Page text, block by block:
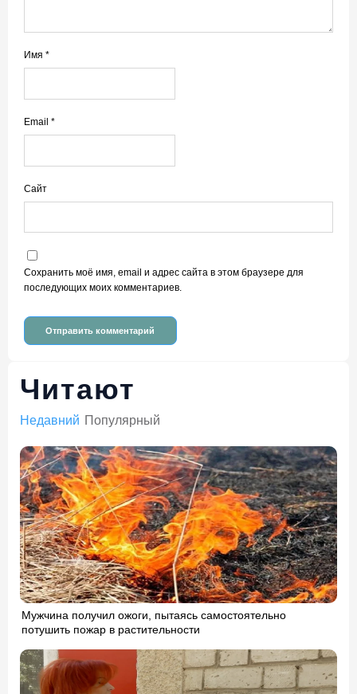
Имя *
Email *
Сайт
Сохранить моё имя, email и адрес сайта в этом браузере для
последующих моих комментариев.
Читают
Недавний Популярный
Мужчина получил ожоги, пытаясь самостоятельно
потушить пожар в растительности